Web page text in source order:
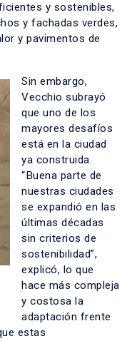
y sostenibles,
y fachadas verdes,
y pavimentos de
Sin embargo,
Vecchio subrayó
que uno de los
mayores desafíos
está en la ciudad
ya construida.
“Buena parte de
nuestras ciudades
se expandió en las
últimas décadas
sin criterios de
sostenibilidad”,
explicó, lo que
hace más compleja
y costosa la
adaptación frente
estas